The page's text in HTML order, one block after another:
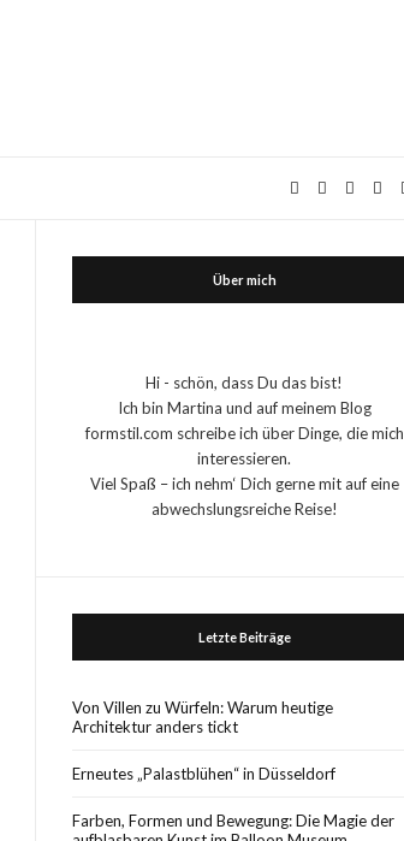
Über mich
Hi - schön, dass Du das bist!
Ich bin Martina und auf meinem Blog
formstil.com schreibe ich über Dinge, die mich
interessieren.
Viel Spaß – ich nehm‘ Dich gerne mit auf eine
abwechslungsreiche Reise!
Letzte Beiträge
Von Villen zu Würfeln: Warum heutige
Architektur anders tickt
Erneutes „Palastblühen“ in Düsseldorf
Farben, Formen und Bewegung: Die Magie der